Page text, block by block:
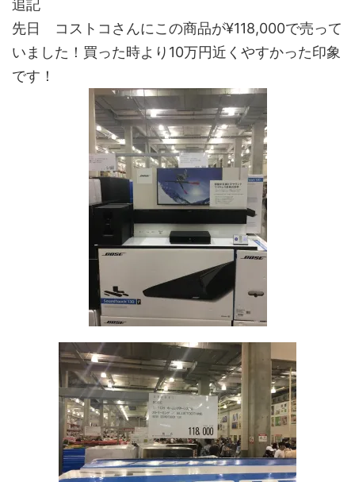
追記
先日 コストコさんにこの商品が¥118,000で売って
いました！買った時より10万円近くやすかった印象
です！